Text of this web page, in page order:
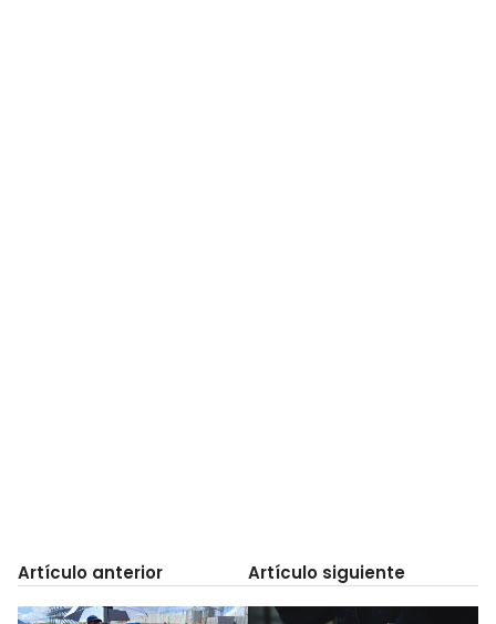
Artículo anterior Artículo siguiente